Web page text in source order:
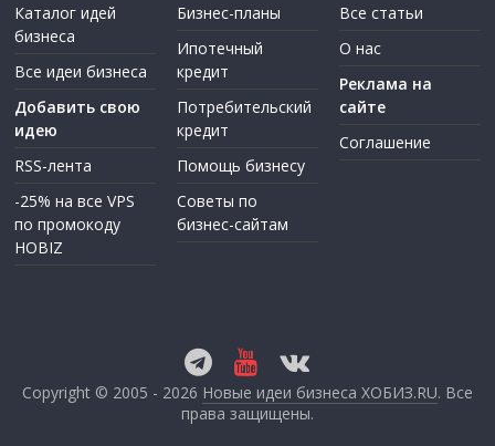
Каталог идей
бизнеса
Все идеи бизнеса
Добавить свою
идею
RSS-лента
-25% на все VPS
по промокоду
HOBIZ
Бизнес-планы
Ипотечный
кредит
Потребительский
кредит
Помощь бизнесу
Советы по
бизнес-сайтам
Все статьи
О нас
Реклама на
сайте
Соглашение
Copyright © 2005 - 2026 Новые идеи бизнеса ХОБИЗ.RU. Все
права защищены.